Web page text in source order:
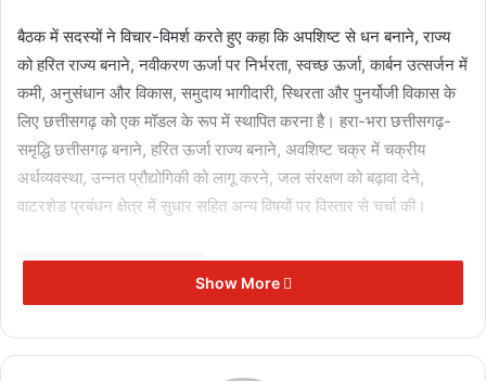
बैठक में सदस्यों ने विचार-विमर्श करते हुए कहा कि अपशिष्ट से धन बनाने, राज्य
को हरित राज्य बनाने, नवीकरण ऊर्जा पर निर्भरता, स्वच्छ ऊर्जा, कार्बन उत्सर्जन में
कमी, अनुसंधान और विकास, समुदाय भागीदारी, स्थिरता और पुनर्योजी विकास के
लिए छत्तीसगढ़ को एक मॉडल के रूप में स्थापित करना है। हरा-भरा छत्तीसगढ़-
समृद्धि छत्तीसगढ़ बनाने, हरित ऊर्जा राज्य बनाने, अवशिष्ट चक्र में चक्रीय
अर्थव्यवस्था, उन्नत प्रौद्योगिकी को लागू करने, जल संरक्षण को बढ़ावा देने,
वाटरशेड प्रबंधन क्षेत्र में सुधार सहित अन्य विषयों पर विस्तार से चर्चा की।
Related Articles
मुख्यमंत्री के नाम ज्ञापन सौंपे
Show More